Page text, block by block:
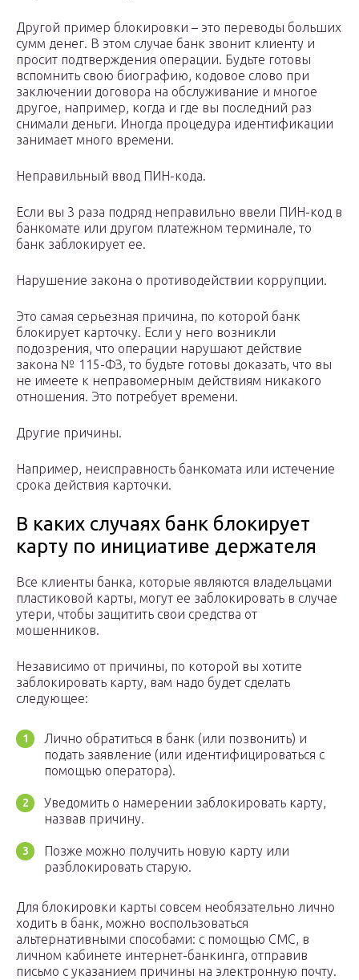
Другой пример блокировки – это переводы больших
сумм денег. В этом случае банк звонит клиенту и
просит подтверждения операции. Будьте готовы
вспомнить свою биографию, кодовое слово при
заключении договора на обслуживание и многое
другое, например, когда и где вы последний раз
снимали деньги. Иногда процедура идентификации
занимает много времени.
Неправильный ввод ПИН-кода.
Если вы 3 раза подряд неправильно ввели ПИН-код в
банкомате или другом платежном терминале, то
банк заблокирует ее.
Нарушение закона о противодействии коррупции.
Это самая серьезная причина, по которой банк
блокирует карточку. Если у него возникли
подозрения, что операции нарушают действие
закона № 115-ФЗ, то будьте готовы доказать, что вы
не имеете к неправомерным действиям никакого
отношения. Это потребует времени.
Другие причины.
Например, неисправность банкомата или истечение
срока действия карточки.
В каких случаях банк блокирует
карту по инициативе держателя
Все клиенты банка, которые являются владельцами
пластиковой карты, могут ее заблокировать в случае
утери, чтобы защитить свои средства от
мошенников.
Независимо от причины, по которой вы хотите
заблокировать карту, вам надо будет сделать
следующее:
Лично обратиться в банк (или позвонить) и
подать заявление (или идентифицироваться с
помощью оператора).
Уведомить о намерении заблокировать карту,
назвав причину.
Позже можно получить новую карту или
разблокировать старую.
Для блокировки карты совсем необязательно лично
ходить в банк, можно воспользоваться
альтернативными способами: с помощью СМС, в
личном кабинете интернет-банкинга, отправив
письмо с указанием причины на электронную почту.